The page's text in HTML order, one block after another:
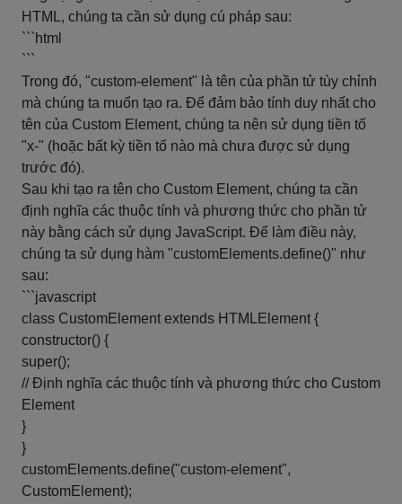
HTML, chúng ta cần sử dụng cú pháp sau:
```html
```
Trong đó, "custom-element" là tên của phần tử tùy chỉnh
mà chúng ta muốn tạo ra. Để đảm bảo tính duy nhất cho
tên của Custom Element, chúng ta nên sử dụng tiền tố
"x-" (hoặc bất kỳ tiền tố nào mà chưa được sử dụng
trước đó).
Sau khi tạo ra tên cho Custom Element, chúng ta cần
định nghĩa các thuộc tính và phương thức cho phần tử
này bằng cách sử dụng JavaScript. Để làm điều này,
chúng ta sử dụng hàm "customElements.define()" như
sau:
```javascript
class CustomElement extends HTMLElement {
constructor() {
super();
// Định nghĩa các thuộc tính và phương thức cho Custom
Element
}
}
customElements.define("custom-element",
CustomElement);